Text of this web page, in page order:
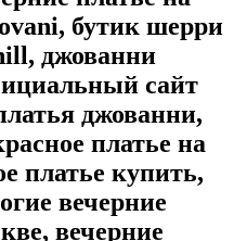
бутик шерри
джованни
сайт
джованни,
платье на
платье купить,
вечерние
вечерние